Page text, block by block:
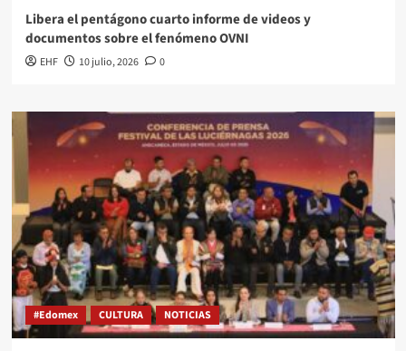
Libera el pentágono cuarto informe de videos y
documentos sobre el fenómeno OVNI
EHF 10 julio, 2026 0
#Edomex CULTURA NOTICIAS